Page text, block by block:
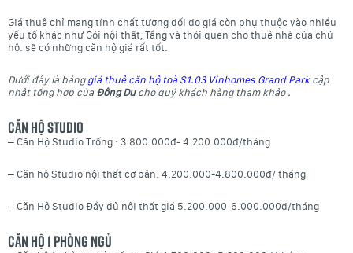
Giá thuê chỉ mang tính chất tương đối do giá còn phụ thuộc vào nhiều
yếu tố khác như Gói nội thất, Tầng và thói quen cho thuê nhà của chủ
hộ. sẽ có những căn hộ giá rất tốt.
Dưới đây là bảng giá thuê căn hộ toà S1.03 Vinhomes Grand Parkcập
nhật tổng hợp của Đông Ducho quý khách hàng tham khảo .
Căn Hộ Studio
– Căn Hộ Studio Trống : 3.800.000đ- 4.200.000đ/tháng
– Căn hộ Studio nội thất cơ bản: 4.200.000-4.800.000đ/ tháng
– Căn Hộ Studio Đầy đủ nội thất giá 5.200.000-6.000.000đ/tháng
Căn hộ 1 phòng ngủ